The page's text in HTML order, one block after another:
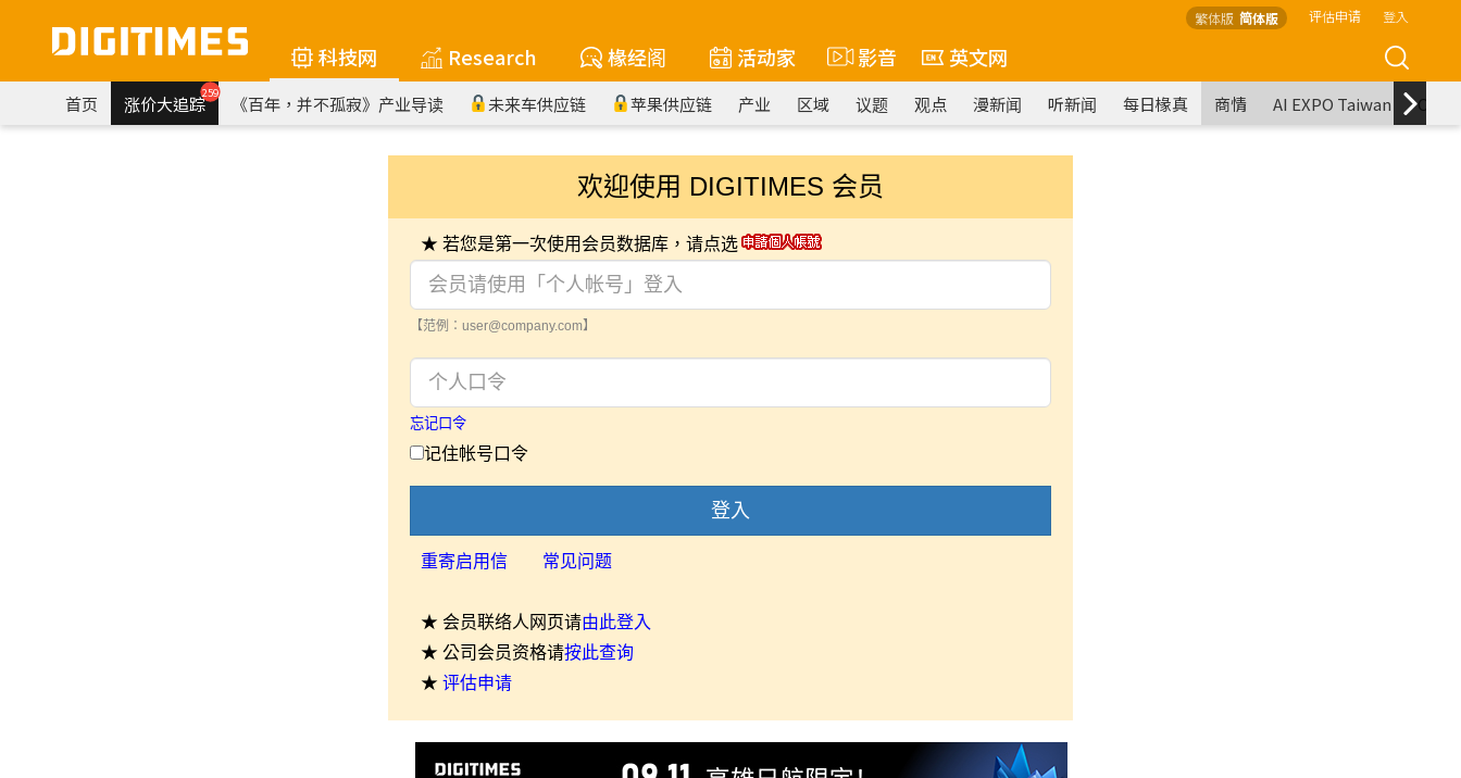
繁体版 简体版 评估申请 登入
科技网 Research 椽经阁 活动家 影音 英文网
首页 涨价大追踪259 《百年，并不孤寂》产业导读 未来车供应链 苹果供应链 产业 区域 议题 观点 漫新闻 听新闻 每日椽真 商情 AI EXPO Taiwan
欢迎使用 DIGITIMES 会员
★ 若您是第一次使用会员数据库，请点选
【范例：user@company.com】
忘记口令
记住帐号口令
登入
重寄启用信 常见问题
★ 会员联络人网页请由此登入
★ 公司会员资格请按此查询
★ 评估申请